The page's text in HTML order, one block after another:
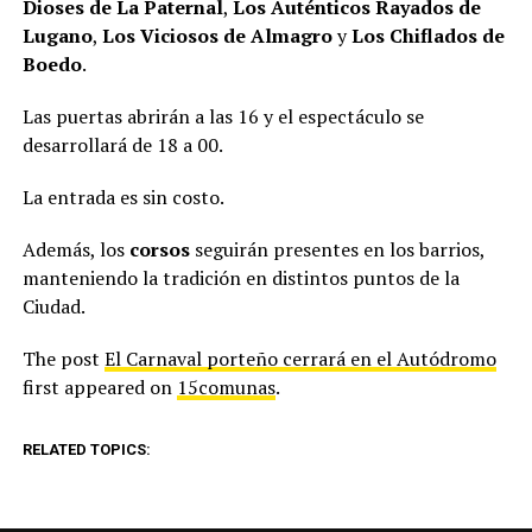
Dioses de La Paternal, Los Auténticos Rayados de
Lugano, Los Viciosos de AlmagroyLos Chiflados de
Boedo.
Las puertas abrirán a las 16 y el espectáculo se
desarrollará de 18 a 00.
La entrada es sin costo.
Además, los corsosseguirán presentes en los barrios,
manteniendo la tradición en distintos puntos de la
Ciudad.
The post El Carnaval porteño cerrará en el Autódromo
first appeared on 15comunas.
RELATED TOPICS: